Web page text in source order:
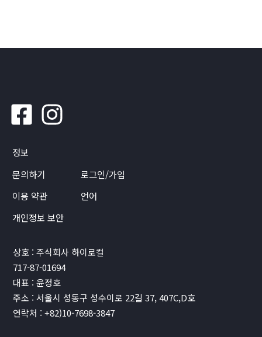
정보
문의하기
이용 약관
개인정보 보안
로그인/가입
언어
상호 : 주식회사 하이로컬
717-87-01694
대표 : 윤정호
주소 : 서울시 성동구 성수이로 22길 37, 407C,D호
연락처 : +82)10-7698-3847